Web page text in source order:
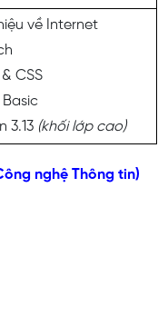
về Internet
& CSS
Basic
3.13 (khối lớp cao)
nghệ Thông tin)